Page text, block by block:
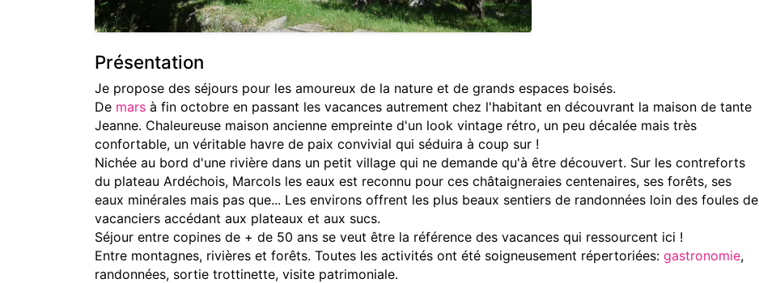
Présentation
Je propose des séjours pour les amoureux de la nature et de grands espaces boisés.
De mars à fin octobre en passant les vacances autrement chez l'habitant en découvrant la maison de tante
Jeanne. Chaleureuse maison ancienne empreinte d'un look vintage rétro, un peu décalée mais très
confortable, un véritable havre de paix convivial qui séduira à coup sur !
Nichée au bord d'une rivière dans un petit village qui ne demande qu'à être découvert. Sur les contreforts
du plateau Ardéchois, Marcols les eaux est reconnu pour ces châtaigneraies centenaires, ses forêts, ses
eaux minérales mais pas que... Les environs offrent les plus beaux sentiers de randonnées loin des foules de
vacanciers accédant aux plateaux et aux sucs.
Séjour entre copines de + de 50 ans se veut être la référence des vacances qui ressourcent ici !
Entre montagnes, rivières et forêts. Toutes les activités ont été soigneusement répertoriées: gastronomie,
randonnées, sortie trottinette, visite patrimoniale.